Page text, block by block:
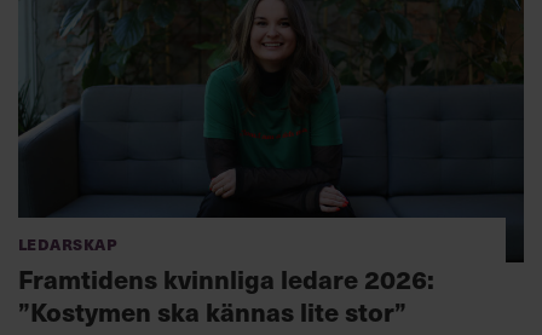
Ledarskap
Framtidens kvinnliga ledare 2026:
”Kostymen ska kännas lite stor”